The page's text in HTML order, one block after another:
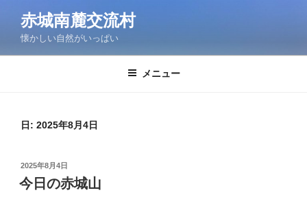
ン
赤城南麓交流村
懐かしい自然がいっぱい
メニュー
日: 2025年8月4日
投
稿
日:
2025年8月4日
今日の赤城山